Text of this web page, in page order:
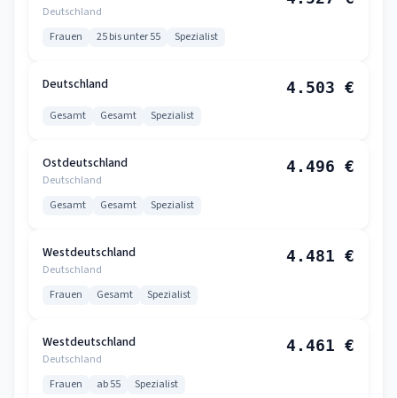
Deutschland
Frauen 25 bis unter 55 Spezialist
Deutschland 4.503 €
Gesamt Gesamt Spezialist
Ostdeutschland
Deutschland
4.496 €
Gesamt Gesamt Spezialist
Westdeutschland
Deutschland
4.481 €
Frauen Gesamt Spezialist
Westdeutschland
Deutschland
4.461 €
Frauen ab 55 Spezialist